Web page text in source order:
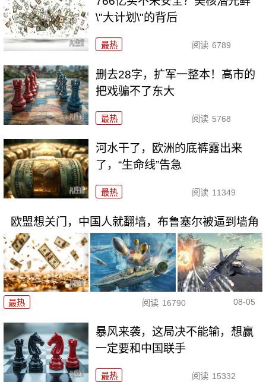
\"大计划\"的背后
最热 阅读 6789
删去28字，扩军一整本！高市的
把戏骗不了东大
最热 阅读 5768
河水干了，欧洲的底裤露出来
了，“生命线”告急
最热 阅读 11349
欧盟想关门，中国人就翻墙，布鲁塞尔被逼到墙角
最热 阅读 16790 08-05
暴风来袭，这局决不能输，想赢
一定要和中国联手
最热 阅读 15332